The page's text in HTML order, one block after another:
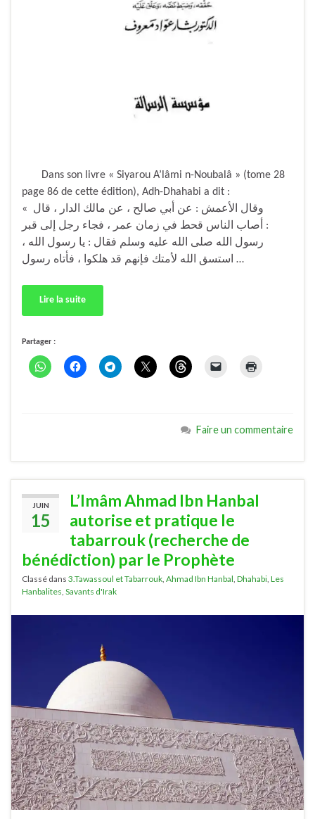
Dans son livre « Siyarou A’lâmi n-Noubalâ » (tome 28
page 86 de cette édition), Adh-Dhahabi a dit :
« وقال الأعمش : عن أبي صالح ، عن مالك الدار ، قال
: أصاب الناس قحط في زمان عمر ، فجاء رجل إلى قبر
رسول الله صلى الله عليه وسلم فقال : يا رسول الله ،
استسق الله لأمتك فإنهم قد هلكوا ، فأتاه رسول …
Lire la suite
Partager :
Faire un commentaire
JUIN
15
L’Imâm Ahmad Ibn Hanbal
autorise et pratique le
tabarrouk (recherche de
bénédiction) par le Prophète
Classé dans 3.Tawassoul et Tabarrouk, Ahmad Ibn Hanbal, Dhahabi, Les
Hanbalites, Savants d'Irak